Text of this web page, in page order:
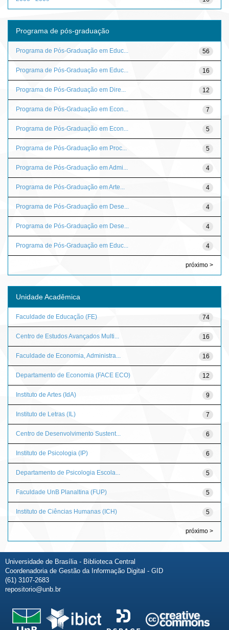
Programa de pós-graduação
56
Programa de Pós-Graduação em Educ...
16
Programa de Pós-Graduação em Educ...
12
Programa de Pós-Graduação em Dire...
7
Programa de Pós-Graduação em Econ...
5
Programa de Pós-Graduação em Econ...
5
Programa de Pós-Graduação em Proc...
4
Programa de Pós-Graduação em Admi...
4
Programa de Pós-Graduação em Arte...
4
Programa de Pós-Graduação em Dese...
4
Programa de Pós-Graduação em Dese...
4
Programa de Pós-Graduação em Educ...
próximo >
Unidade Acadêmica
74
Faculdade de Educação (FE)
16
Centro de Estudos Avançados Multi...
16
Faculdade de Economia, Administra...
12
Departamento de Economia (FACE ECO)
9
Instituto de Artes (IdA)
7
Instituto de Letras (IL)
6
Centro de Desenvolvimento Sustent...
6
Instituto de Psicologia (IP)
5
Departamento de Psicologia Escola...
5
Faculdade UnB Planaltina (FUP)
5
Instituto de Ciências Humanas (ICH)
próximo >
Universidade de Brasília - Biblioteca Central
Coordenadoria de Gestão da Informação Digital - GID
(61) 3107-2683
repositorio@unb.br